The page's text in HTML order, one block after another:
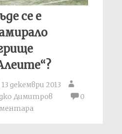
се е
13 декември 2013
Димитров
0